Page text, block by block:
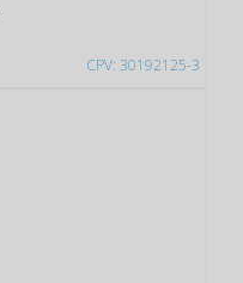
CPV: 30192125-3